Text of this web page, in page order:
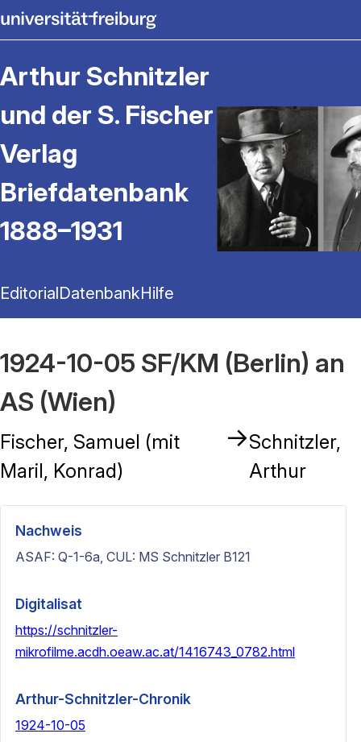
Arthur Schnitzler
und der S. Fischer
Verlag
Briefdatenbank
1888–1931
EditorialDatenbankHilfe
1924-10-05 SF/KM (Berlin) an
AS (Wien)
Fischer, Samuel (mit
Maril, Konrad)
→Schnitzler,
Arthur
Nachweis
ASAF: Q-1-6a, CUL: MS Schnitzler B121
Digitalisat
https://schnitzler-
mikrofilme.acdh.oeaw.ac.at/1416743_0782.html
Arthur-Schnitzler-Chronik
1924-10-05